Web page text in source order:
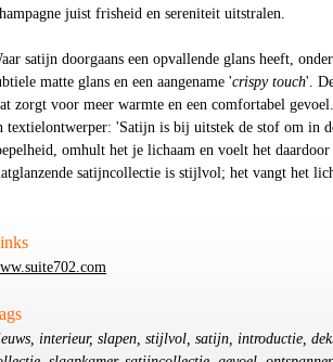
juist frisheid en sereniteit uitstralen.
satijn doorgaans een opvallende glans heeft,
matte glans en een aangename 'crispy touch'.
zorgt voor meer warmte en een comfortabel gevoel.
textielontwerper: 'Satijn is bij uitstek de stof om in
omhult het je lichaam en voelt het
satijncollectie is stijlvol; het vangt het
interieur, slapen, stijlvol, satijn, introductie,